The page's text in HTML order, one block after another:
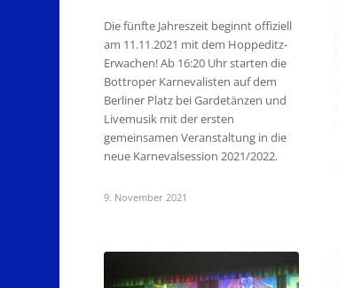
Die fünfte Jahreszeit beginnt offiziell
am 11.11.2021 mit dem Hoppeditz-
Erwachen! Ab 16:20 Uhr starten die
Bottroper Karnevalisten auf dem
Berliner Platz bei Gardetänzen und
Livemusik mit der ersten
gemeinsamen Veranstaltung in die
neue Karnevalsession 2021/2022.
9. November 2021